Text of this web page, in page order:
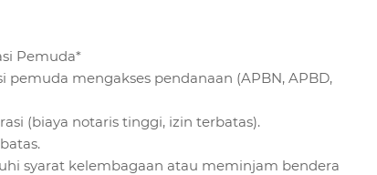
Pemuda*
pemuda mengakses pendanaan (APBN, APBD,
(biaya notaris tinggi, izin terbatas).
syarat kelembagaan atau meminjam bendera